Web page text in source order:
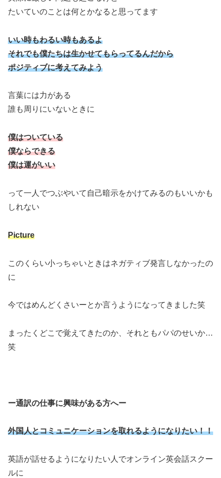
たいていのことは何とかなると思ってます
いい時もわるい時もあるよ
それでも僕たちは生かせてもらってるんだから
ポジティブに考えてみよう
言葉には力がある
誰も周りにいないときに
僕はついている
僕ならできる
僕は運がいい
って一人でつぶやいて自己暗示をかけてみるのもいいかも
しれない
Picture
このくらい小っちゃいときはネガティブ発言しなかったの
に
今ではめんどくさいーとか言うようになってきました笑
まったくどこで覚えてきたのか、それともパパのせいか…
笑
ー通訳の仕事に興味がある方へー
外国人とコミュニケーションを取れるようになりたい！！
英語が話せるようになりたい人でオンライン英会話スクー
ルに